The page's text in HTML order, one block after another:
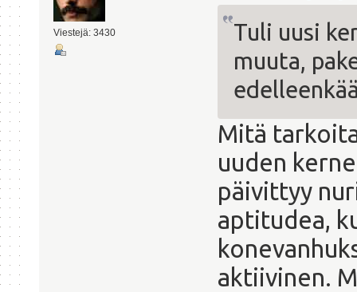
Viestejä: 3430
Tuli uusi
muuta,
Mitä
uuden
päivittyy
aptitudea,
aktiivinen.